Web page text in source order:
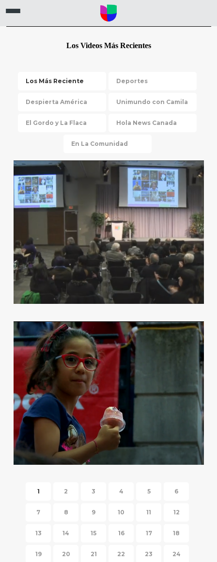
Los Videos Más Recientes
Los Más Reciente Deportes
Despierta América Unimundo con Camila
El Gordo y La Flaca Hola News Canada
En La Comunidad
LUMINATO FESTIVAL
1 2 3 4 5 6
7 8 9 10 11 12
13 14 15 16 17 18
19 20 21 22 23 24